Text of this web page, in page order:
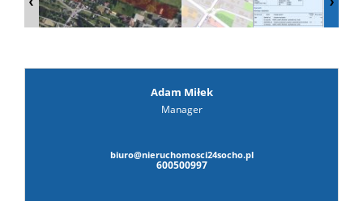
Adam Miłek
Manager
biuro@nieruchomosci24socho.pl
600500997